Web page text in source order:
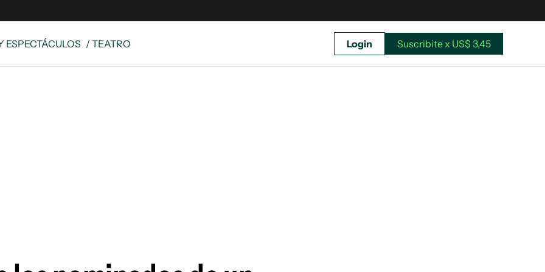
ESPECTÁCULOS / TEATRO Login Suscribite x US$ 3,45